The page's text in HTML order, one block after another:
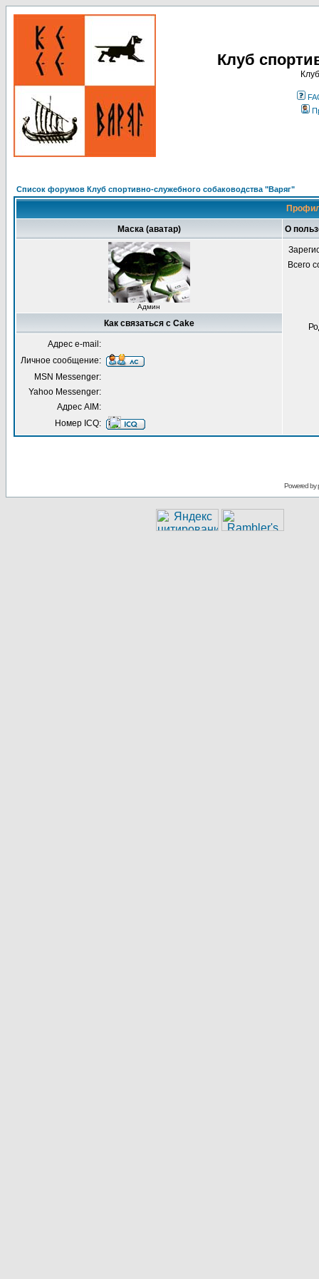
Клуб
Список форумов Клуб спортивно-служебного собаководства "Варяг"
Маска (аватар) О
Админ
Всего
Как связаться с Cake
Адрес e-mail:
Личное сообщение:
MSN Messenger:
Yahoo Messenger:
Адрес AIM:
Номер ICQ:
Powered by